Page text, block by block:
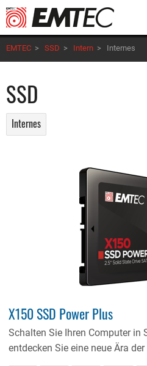
Direkt
zum
Inhalt
EMTEC > SSD > Intern > Internes
SSD
Internes
X150 SSD Power Plus
Schalten Sie Ihren Computer in
entdecken Sie eine neue Ära